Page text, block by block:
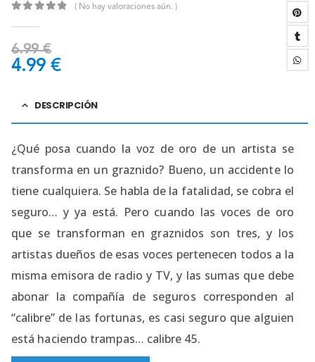
( No hay valoraciones aún. )
6.99€
4.99 €
DESCRIPCIÓN
¿Qué posa cuando la voz de oro de un artista se
transforma en un graznido? Bueno, un accidente lo
tiene cualquiera. Se habla de la fatalidad, se cobra el
seguro… y ya está. Pero cuando las voces de oro
que se transforman en graznidos son tres, y los
artistas dueños de esas voces pertenecen todos a la
misma emisora de radio y TV, y las sumas que debe
abonar la compañía de seguros corresponden al
“calibre” de las fortunas, es casi seguro que alguien
está haciendo trampas… calibre 45.